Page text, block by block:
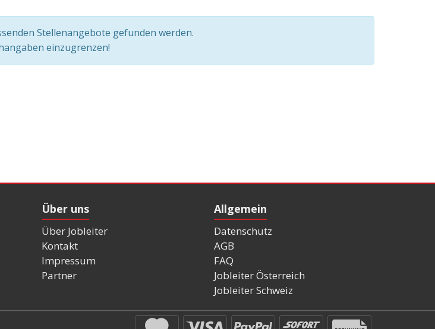
Stellenangebote gefunden werden.
einzugrenzen!
Über uns
Über Jobleiter
Kontakt
Impressum
Partner
Allgemein
Datenschutz
AGB
FAQ
Jobleiter Österreich
Jobleiter Schweiz